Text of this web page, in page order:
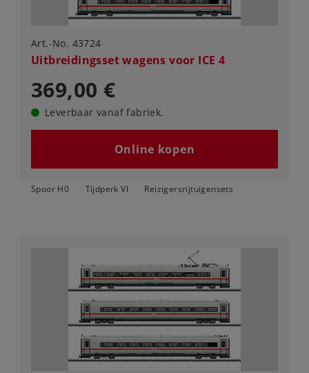
Art.-No. 43724
Uitbreidingsset wagens voor ICE 4
369,00 €
Leverbaar vanaf fabriek.
Online kopen
Spoor H0 Tijdperk VI Reizigersrijtuigensets